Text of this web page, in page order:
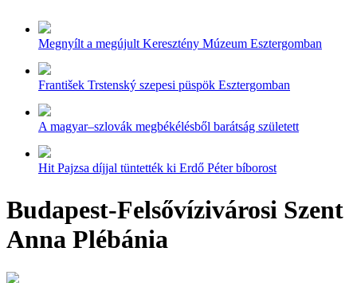
Megnyílt a megújult Keresztény Múzeum Esztergomban
František Trstenský szepesi püspök Esztergomban
A magyar–szlovák megbékélésből barátság született
Hit Pajzsa díjjal tüntették ki Erdő Péter bíborost
Budapest-Felsővízivárosi Szent
Anna Plébánia